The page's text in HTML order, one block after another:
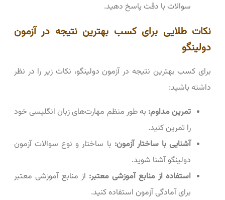
سوالات با دقت پاسخ دهید.
نکات طلایی برای کسب بهترین نتیجه در آزمون
دولینگو
برای کسب بهترین نتیجه در آزمون دولینگو، نکات زیر را در نظر
داشته باشید:
تمرین مداوم: به طور منظم مهارت‌های زبان انگلیسی خود
را تمرین کنید.
آشنایی با ساختار آزمون: با ساختار و نوع سوالات آزمون
دولینگو آشنا شوید.
استفاده از منابع آموزشی معتبر: از منابع آموزشی معتبر
برای آمادگی آزمون استفاده کنید.